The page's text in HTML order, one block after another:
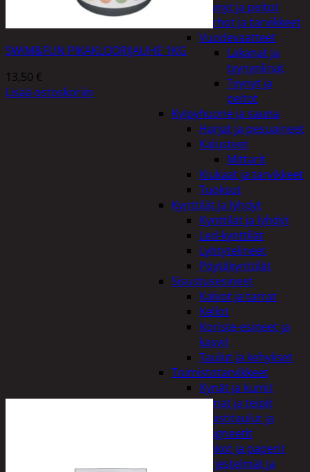
Tyynyt ja peitot
Verhot ja tarvikkeet
Vuodevaatteet
Lakanat ja
tyynynlinat
Tyynyt ja
peitot
Kylpyhuone ja sauna
Harjat ja pesuaineet
Kalusteet
Mittarit
Kiukaat ja tarvikkeet
Tuoksut
Kynttilät ja lyhdyt
Kynttilät ja lyhdyt
Led-kynttilät
Lyhtytelineet
Pöytäkynttilät
Sisustusesineet
Kalvot ja tarrat
Kellot
Koriste-esineet ja
kasvit
Taulut ja kehykset
Toimistotarvikkeet
Kynät ja kumit
Liimat ja teipit
Muistitaulut ja
magneetit
Vihkot ja paperit
Turvajärjestelmät ja
SWIM&FUN PIKAKLOORIJAUHE 1KG
13,50 €
Lisää ostoskoriin